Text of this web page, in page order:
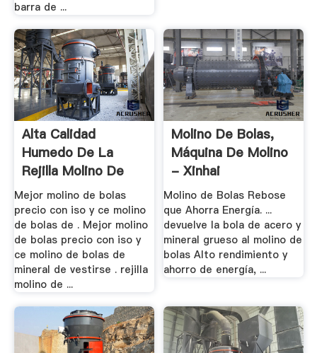
barra de ...
Alta Calidad
Humedo De La
Rejilla Molino De
Bolas .
Mejor molino de bolas
precio con iso y ce molino
de bolas de . Mejor molino
de bolas precio con iso y
ce molino de bolas de
mineral de vestirse . rejilla
molino de ...
Molino De Bolas,
Máquina De Molino
- Xinhai
Molino de Bolas Rebose
que Ahorra Energía. ...
devuelve la bola de acero y
mineral grueso al molino de
bolas Alto rendimiento y
ahorro de energía, ...